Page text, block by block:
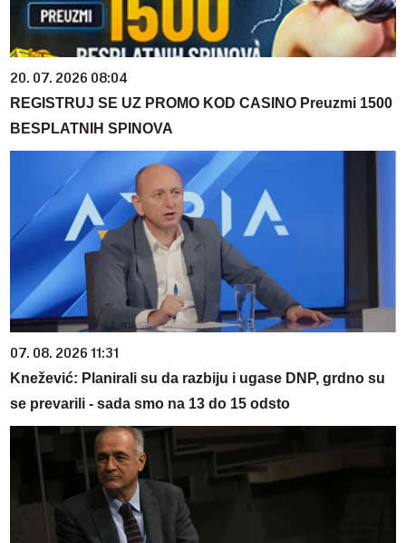
20. 07. 2026 08:04
REGISTRUJ SE UZ PROMO KOD CASINO Preuzmi 1500
BESPLATNIH SPINOVA
07. 08. 2026 11:31
Knežević: Planirali su da razbiju i ugase DNP, grdno su
se prevarili - sada smo na 13 do 15 odsto